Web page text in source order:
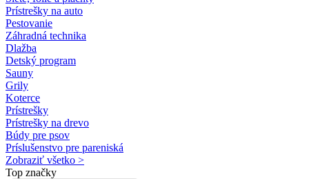
Prístrešky na auto
Pestovanie
Záhradná technika
Dlažba
Detský program
Sauny
Grily
Koterce
Prístrešky
Prístrešky na drevo
Búdy pre psov
Príslušenstvo pre pareniská
Zobraziť všetko >
Top značky